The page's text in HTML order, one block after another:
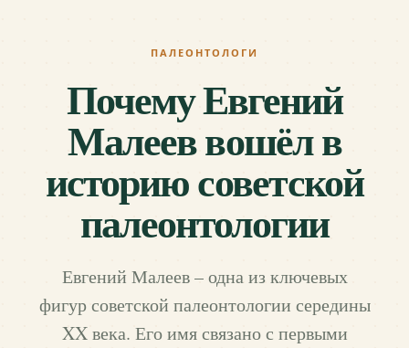
ПАЛЕОНТОЛОГИ
Почему Евгений
Малеев вошёл в
историю советской
палеонтологии
Евгений Малеев – одна из ключевых
фигур советской палеонтологии середины
XX века. Его имя связано с первыми